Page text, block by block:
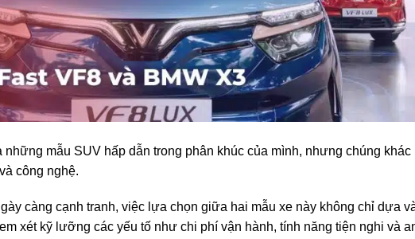
những mẫu SUV hấp dẫn trong phân khúc của mình, nhưng chúng khác
công nghệ.
càng cạnh tranh, việc lựa chọn giữa hai mẫu xe này không chỉ dựa
xét kỹ lưỡng các yếu tố như chi phí vận hành, tính năng tiện nghi và